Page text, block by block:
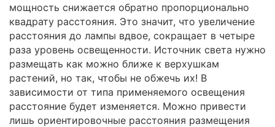
мощность снижается обратно пропорционально
квадрату расстояния. Это значит, что увеличение
расстояния до лампы вдвое, сокращает в четыре
раза уровень освещенности. Источник света нужно
размещать как можно ближе к верхушкам
растений, но так, чтобы не обжечь их! В
зависимости от типа применяемого освещения
расстояние будет изменяется. Можно привести
лишь ориентировочные расстояния размещения